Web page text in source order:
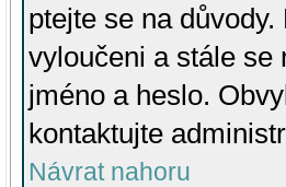
ptejte se na
vyloučeni a stále se
jméno a heslo.
kontaktujte
Návrat nahoru